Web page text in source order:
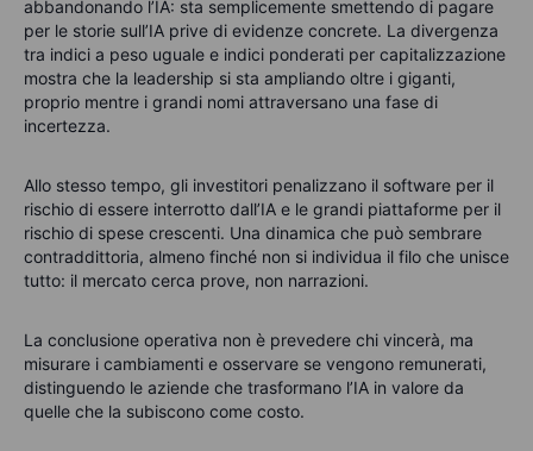
abbandonando l’IA: sta semplicemente smettendo di pagare
per le storie sull’IA prive di evidenze concrete. La divergenza
tra indici a peso uguale e indici ponderati per capitalizzazione
mostra che la leadership si sta ampliando oltre i giganti,
proprio mentre i grandi nomi attraversano una fase di
incertezza.
Allo stesso tempo, gli investitori penalizzano il software per il
rischio di essere interrotto dall’IA e le grandi piattaforme per il
rischio di spese crescenti. Una dinamica che può sembrare
contraddittoria, almeno finché non si individua il filo che unisce
tutto: il mercato cerca prove, non narrazioni.
La conclusione operativa non è prevedere chi vincerà, ma
misurare i cambiamenti e osservare se vengono remunerati,
distinguendo le aziende che trasformano l’IA in valore da
quelle che la subiscono come costo.